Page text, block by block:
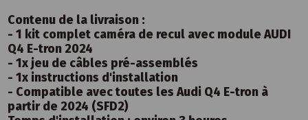
Contenu de la livraison :
- 1 kit complet caméra de recul avec module AUDI
Q4 E-tron 2024
- 1x jeu de câbles pré-assemblés
- 1x instructions d'installation
- Compatible avec toutes les Audi Q4 E-tron à
partir de 2024 (SFD2)